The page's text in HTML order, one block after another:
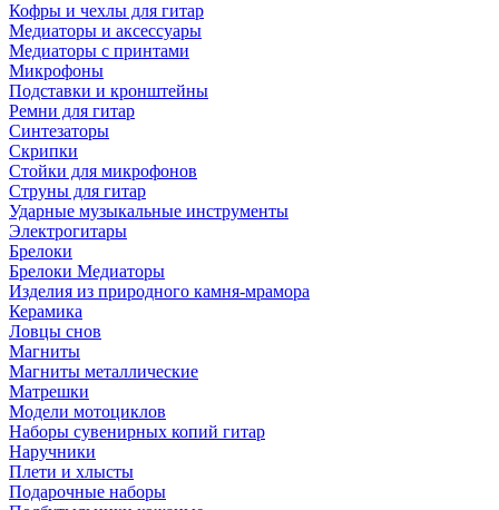
Кофры и чехлы для гитар
Медиаторы и аксессуары
Медиаторы с принтами
Микрофоны
Подставки и кронштейны
Ремни для гитар
Синтезаторы
Скрипки
Стойки для микрофонов
Струны для гитар
Ударные музыкальные инструменты
Электрогитары
Брелоки
Брелоки Медиаторы
Изделия из природного камня-мрамора
Керамика
Ловцы снов
Магниты
Магниты металлические
Матрешки
Модели мотоциклов
Наборы сувенирных копий гитар
Наручники
Плети и хлысты
Подарочные наборы